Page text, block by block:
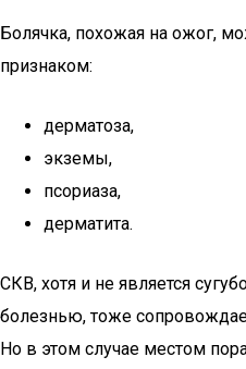
Болячка, похожая на ожог,
признаком:
дерматоза,
экземы,
псориаза,
дерматита.
СКВ, хотя и не является
болезнью, тоже
Но в этом случае местом